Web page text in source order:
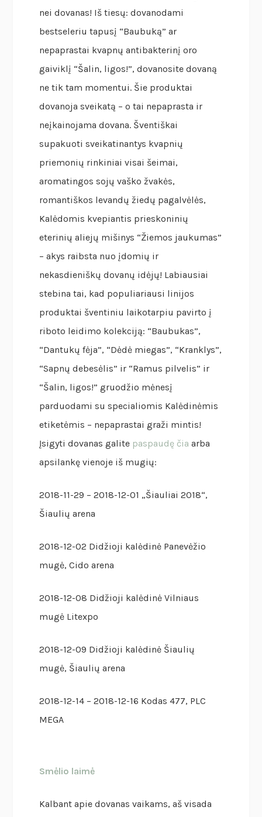
nei dovanas! Iš tiesų: dovanodami
bestseleriu tapusį “Baubuką” ar
nepaprastai kvapnų antibakterinį oro
gaiviklį “Šalin, ligos!”, dovanosite dovaną
ne tik tam momentui. Šie produktai
dovanoja sveikatą – o tai nepaprasta ir
neįkainojama dovana. Šventiškai
supakuoti sveikatinantys kvapnių
priemonių rinkiniai visai šeimai,
aromatingos sojų vaško žvakės,
romantiškos levandų žiedų pagalvėlės,
Kalėdomis kvepiantis prieskoninių
eterinių aliejų mišinys “Žiemos jaukumas”
– akys raibsta nuo įdomių ir
nekasdieniškų dovanų idėjų! Labiausiai
stebina tai, kad populiariausi linijos
produktai šventiniu laikotarpiu pavirto į
riboto leidimo kolekciją: “Baubukas”,
“Dantukų fėja”, “Dėdė miegas”, “Kranklys”,
“Sapnų debesėlis” ir “Ramus pilvelis” ir
“Šalin, ligos!” gruodžio mėnesį
parduodami su specialiomis Kalėdinėmis
etiketėmis – nepaprastai graži mintis!
Įsigyti dovanas galite paspaudę čia arba
apsilankę vienoje iš mugių:
2018-11-29 – 2018-12-01 „Šiauliai 2018“,
Šiaulių arena
2018-12-02 Didžioji kalėdinė Panevėžio
mugė, Cido arena
2018-12-08 Didžioji kalėdinė Vilniaus
mugė Litexpo
2018-12-09 Didžioji kalėdinė Šiaulių
mugė, Šiaulių arena
2018-12-14 – 2018-12-16 Kodas 477, PLC
MEGA
Smėlio laimė
Kalbant apie dovanas vaikams, aš visada